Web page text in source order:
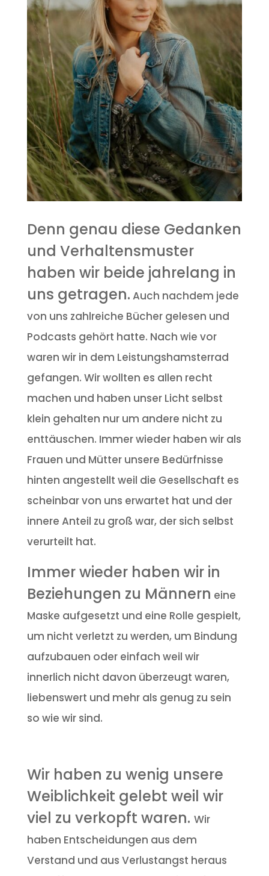
Denn genau diese Gedanken
und Verhaltensmuster
haben wir beide jahrelang in
uns getragen. Auch nachdem jede
von uns zahlreiche Bücher gelesen und
Podcasts gehört hatte. Nach wie vor
waren wir in dem Leistungshamsterrad
gefangen. Wir wollten es allen recht
machen und haben unser Licht selbst
klein gehalten nur um andere nicht zu
enttäuschen. Immer wieder haben wir als
Frauen und Mütter unsere Bedürfnisse
hinten angestellt weil die Gesellschaft es
scheinbar von uns erwartet hat und der
innere Anteil zu groß war, der sich selbst
verurteilt hat.
Immer wieder haben wir in
Beziehungen zu Männern eine
Maske aufgesetzt und eine Rolle gespielt,
um nicht verletzt zu werden, um Bindung
aufzubauen oder einfach weil wir
innerlich nicht davon überzeugt waren,
liebenswert und mehr als genug zu sein
so wie wir sind.
Wir haben zu wenig unsere
Weiblichkeit gelebt weil wir
viel zu verkopft waren. Wir
haben Entscheidungen aus dem
Verstand und aus Verlustangst heraus